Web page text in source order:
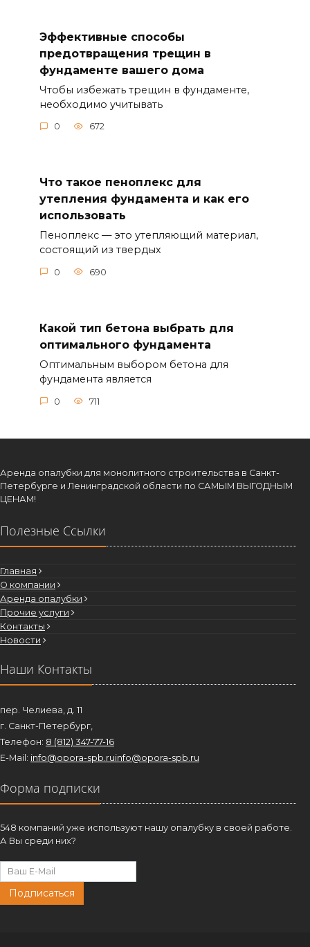
Эффективные способы
предотвращения трещин в
фундаменте вашего дома
Чтобы избежать трещин в фундаменте,
необходимо учитывать
0 672
Что такое пеноплекс для
утепления фундамента и как его
использовать
Пеноплекс — это утепляющий материал,
состоящий из твердых
0 690
Какой тип бетона выбрать для
оптимального фундамента
Оптимальным выбором бетона для
фундамента является
0 711
Аренда опалубки для монолитного строительства в Санкт-
Петербурге и Ленинградской области по САМЫМ ВЫГОДНЫМ
ЦЕНАМ!
Полезные Ссылки
Главная
О компании
Аренда опалубки
Прочие услуги
Контакты
Новости
Наши Контакты
пер. Челиева, д. 11
г. Санкт-Петербург,
Телефон: 8 (812) 347-77-16
E-Mail: info@opora-spb.ruinfo@opora-spb.ru
Форма подписки
548 компаний уже используют нашу опалубку в своей работе.
А Вы среди них?
Подписаться